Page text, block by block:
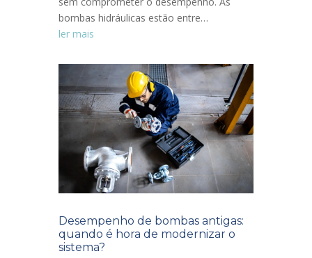
bombas hidráulicas estão entre…
ler mais
Desempenho de bombas antigas:
quando é hora de modernizar o
sistema?